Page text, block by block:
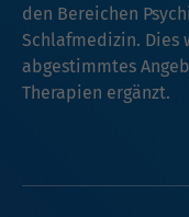
den Bereichen
Schlafmedizin. Dies
abgestimmtes
Therapien ergänzt.